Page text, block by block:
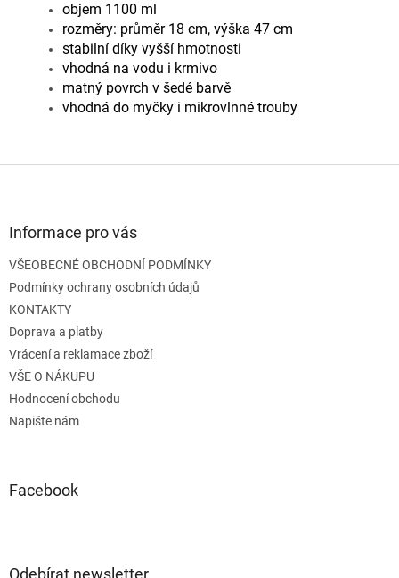
objem 1100 ml
rozměry: průměr 18 cm, výška 47 cm
stabilní díky vyšší hmotnosti
vhodná na vodu i krmivo
matný povrch v šedé barvě
vhodná do myčky i mikrovlnné trouby
Informace pro vás
VŠEOBECNÉ OBCHODNÍ PODMÍNKY
Podmínky ochrany osobních údajů
KONTAKTY
Doprava a platby
Vrácení a reklamace zboží
VŠE O NÁKUPU
Hodnocení obchodu
Napište nám
Facebook
Odebírat newsletter